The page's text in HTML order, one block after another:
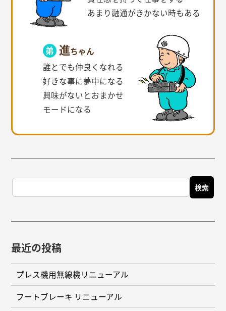
あまり融通がきかない時もある
進ちゃん
誰とでも仲良くなれる
好きな事に夢中になる
興味がないとおまかせ
モードになる
最近の投稿
プレス機用無線機リニューアル
フートブレーキ リニューアル